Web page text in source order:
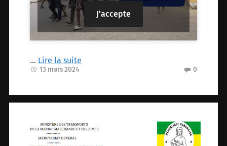
J’accepte
… Lire la suite
13 mars 2024 0